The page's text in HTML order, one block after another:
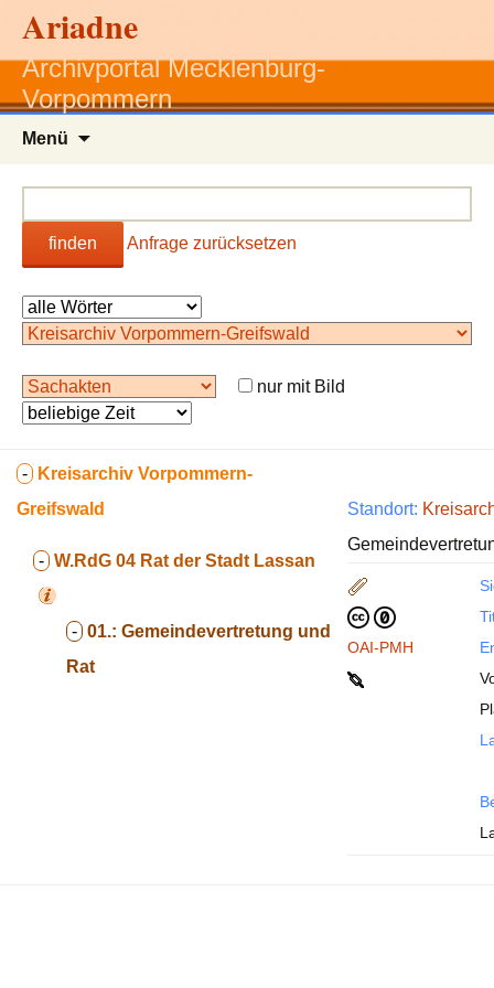
Ariadne
Archivportal Mecklenburg-
Vorpommern
Menü
finden Anfrage zurücksetzen
nur mit Bild
- Kreisarchiv Vorpommern-
Greifswald
- W.RdG 04 Rat der Stadt Lassan
- 01.: Gemeindevertretung und
Rat
Standort:
OAI-PMH